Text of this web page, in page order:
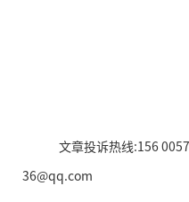
文章投诉热线:156
36@qq.com